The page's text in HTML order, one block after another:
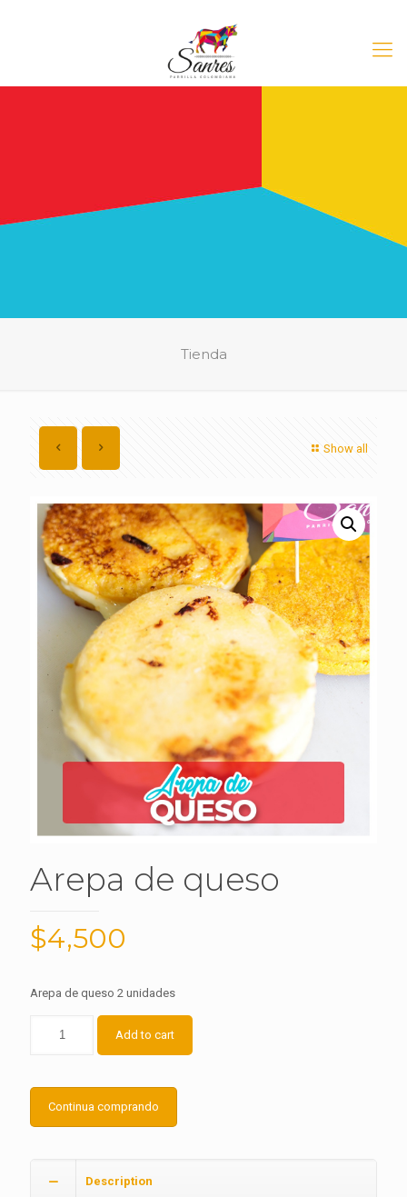
Tienda
Show all
Arepa de queso
$4,500
Arepa de queso 2 unidades
Add to cart
Continua comprando
Description